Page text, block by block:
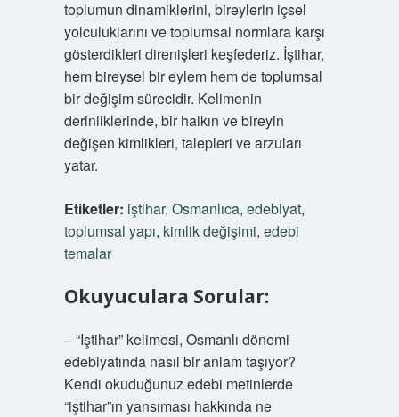
toplumun dinamiklerini, bireylerin içsel
yolculuklarını ve toplumsal normlara karşı
gösterdikleri direnişleri keşfederiz. İştihar,
hem bireysel bir eylem hem de toplumsal
bir değişim sürecidir. Kelimenin
derinliklerinde, bir halkın ve bireyin
değişen kimlikleri, talepleri ve arzuları
yatar.
Etiketler: iştihar, Osmanlıca, edebiyat,
toplumsal yapı, kimlik değişimi, edebi
temalar
Okuyuculara Sorular:
– “Iştihar” kelimesi, Osmanlı dönemi
edebiyatında nasıl bir anlam taşıyor?
Kendi okuduğunuz edebi metinlerde
“iştihar”ın yansıması hakkında ne